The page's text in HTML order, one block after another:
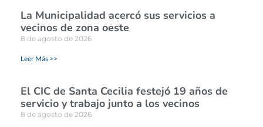
La Municipalidad acercó sus servicios a
vecinos de zona oeste
8 de agosto de 2026
Leer Más >>
El CIC de Santa Cecilia festejó 19 años de
servicio y trabajo junto a los vecinos
8 de agosto de 2026